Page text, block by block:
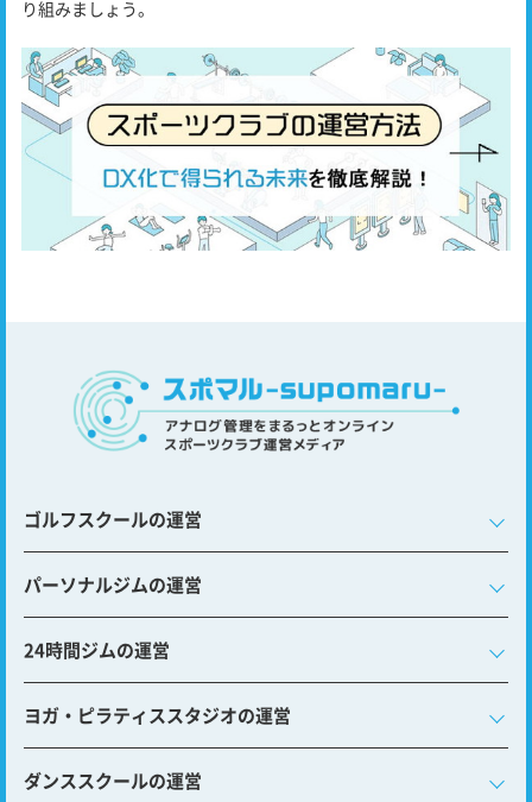
り組みましょう。
ゴルフスクールの運営
パーソナルジムの運営
24時間ジムの運営
ヨガ・ピラティススタジオの運営
ダンススクールの運営